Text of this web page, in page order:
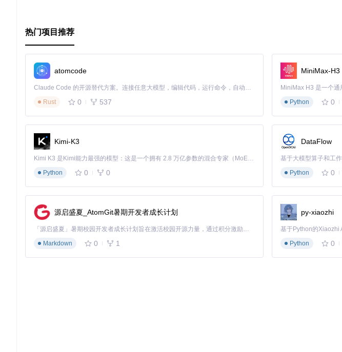
项目特点
组件丰富- 提供了多种预设样式和可定制主题的组件。
强大的动画效果
易于集成- 使用NuGet包管理器一键安装，简单几步即可在你的项目中启用新皮肤。
自定义选项- 让开发者能够自由调整样式，创建独特的应用程序外观。
观看下方的动态演示，感受一下 MetroSet UI 给你带来的震撼视觉效果：
光亮主题
暗黑主题:
自定义橙色主题 :
自定义绿色主题:
立即行动，让 MetroSet UI 成为你项目的一部分，创造出令人耳目一新的用户界面，提升用户对你
码，欢迎访问项目的GitHub主页。
热门项目推荐
atomcode
Claude Code 的开源替代方案。连接任意大模型，编辑代码，运行命令，自动验证 — 全自动执行。用 Rust 构建，极致性能。 ｜ An open-source alternative to Claude Code. Connect any LLM, edit code, run commands, and verify changes — autonomously. Built in Rust for speed. Get Started
Rust
0 537
MiniMax-H3
Python
0
Kimi-K3
Kimi K3 是Kimi能力最强的模型：这是一个拥有 2.8 万亿参数的混合专家（MoE）模型，具备原生视觉理解能力，并支持 100 万 token 的上下文窗口。
Python
0 0
DataFlow
基于大模型算子和工
Python
0
源启盛夏_AtomGit暑期开发者成长计划
「源启盛夏」暑期校园开发者成长计划旨在激活校园开源力量，通过积分激励、认证扶持、资源倾斜等形式，引导高校组织和开发者完成「入驻 — 建项目 — 做贡献 — 获认证 — 得资源」的完整闭环。无论你是想带领社团入驻平台的组织者，还是希望用代码贡献证明自己的开发者，都能在这里找到属于你的成长路径。
Markdown
0 1
py-xiaozhi
Python
0